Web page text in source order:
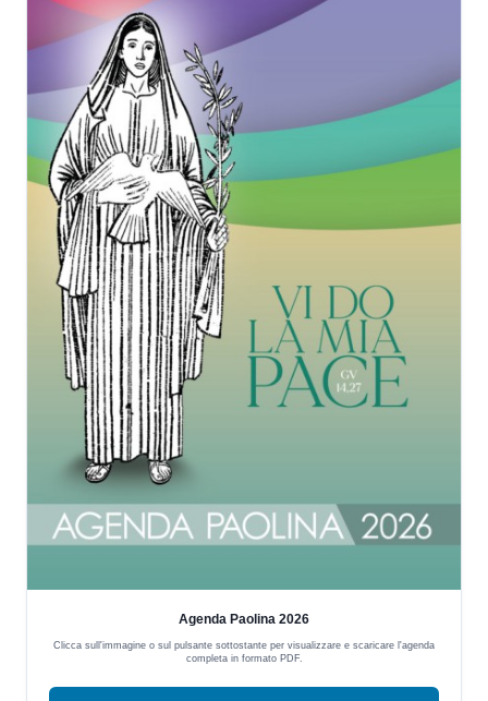
Agenda Paolina 2026
Clicca sull'immagine o sul pulsante sottostante per visualizzare e scaricare l'agenda
completa in formato PDF.